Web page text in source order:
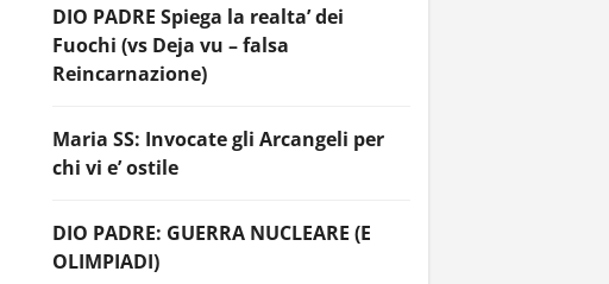
DIO PADRE Spiega la realta’ dei
Fuochi (vs Deja vu – falsa
Reincarnazione)
Maria SS: Invocate gli Arcangeli per
chi vi e’ ostile
DIO PADRE: GUERRA NUCLEARE (E
OLIMPIADI)